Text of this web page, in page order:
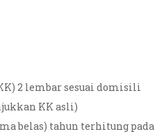
2 lembar sesuai domisili
KK asli)
belas) tahun terhitung pada